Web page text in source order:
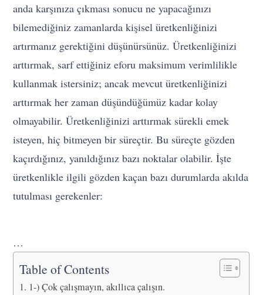
anda karşınıza çıkması sonucu ne yapacağınızı
bilemediğiniz zamanlarda kişisel üretkenliğinizi
artırmanız gerektiğini düşünürsünüz. Üretkenliğinizi
arttırmak, sarf ettiğiniz eforu maksimum verimlilikle
kullanmak istersiniz; ancak mevcut üretkenliğinizi
arttırmak her zaman düşündüğümüz kadar kolay
olmayabilir. Üretkenliğinizi arttırmak sürekli emek
isteyen, hiç bitmeyen bir süreçtir. Bu süreçte gözden
kaçırdığınız, yanıldığınız bazı noktalar olabilir. İşte
üretkenlikle ilgili gözden kaçan bazı durumlarda akılda
tutulması gerekenler:
…
Table of Contents
1-) Çok çalışmayın, akıllıca çalışın.